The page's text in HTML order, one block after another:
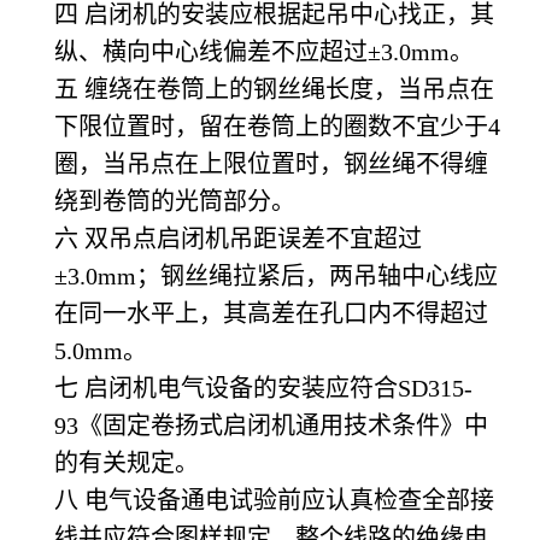
四 启闭机的安装应根据起吊中心找正，其
纵、横向中心线偏差不应超过±3.0mm。
五 缠绕在卷筒上的钢丝绳长度，当吊点在
下限位置时，留在卷筒上的圈数不宜少于4
圈，当吊点在上限位置时，钢丝绳不得缠
绕到卷筒的光筒部分。
六 双吊点启闭机吊距误差不宜超过
±3.0mm；钢丝绳拉紧后，两吊轴中心线应
在同一水平上，其高差在孔口内不得超过
5.0mm。
七 启闭机电气设备的安装应符合SD315-
93《固定卷扬式启闭机通用技术条件》中
的有关规定。
八 电气设备通电试验前应认真检查全部接